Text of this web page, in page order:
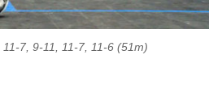
7, 9-11, 11-7, 11-6 (51m)